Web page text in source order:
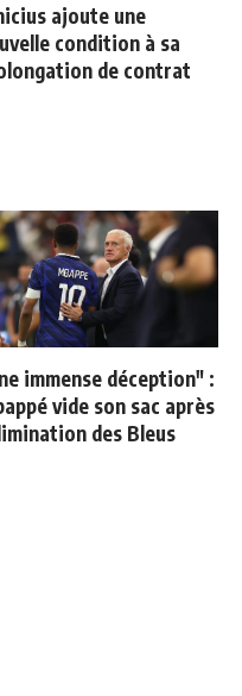
ajoute une
condition à sa
de contrat
immense déception" :
vide son sac après
des Bleus